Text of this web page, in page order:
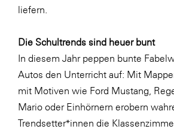
PHH Rechtsanwält:innen
Primark
Salesforce
sebamed
liefern.
Die Schultrends sind heuer bunt
In diesem Jahr peppen bunte
Autos den Unterricht auf: Mit
mit Motiven wie Ford Mustang
Mario oder Einhörnern erobern
Trendsetter*innen die